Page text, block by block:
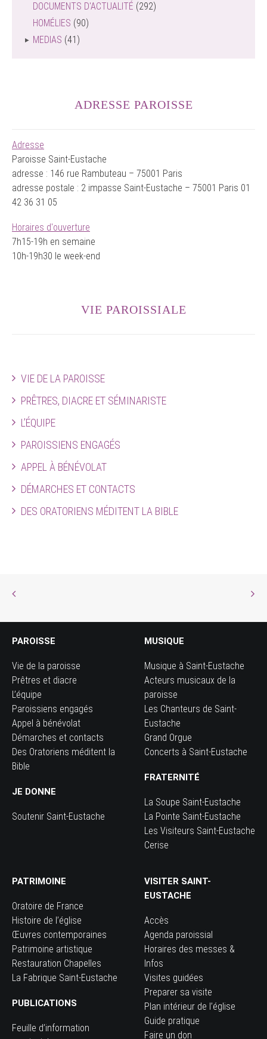
DOCUMENTS D'ACTUALITÉ (292)
HOMÉLIES (90)
MEDIAS (41)
ADRESSE PAROISSE
Adresse
Paroisse Saint-Eustache
adresse : 146 rue Rambuteau – 75001 Paris
adresse postale : 2 impasse Saint-Eustache – 75001 Paris 01
42 36 31 05
Horaires d'ouverture
7h15-19h en semaine
10h-19h30 le week-end
VIE PAROISSIALE
VIE DE LA PAROISSE
PRÊTRES, DIACRE ET SÉMINARISTE
L’ÉQUIPE
PAROISSIENS ENGAGÉS
APPEL À BÉNÉVOLAT
DÉMARCHES ET CONTACTS
DES ORATORIENS MÉDITENT LA BIBLE
PAROISSE
Vie de la paroisse
Prêtres et diacre
L’équipe
Paroissiens engagés
Appel à bénévolat
Démarches et contacts
Des Oratoriens méditent la
Bible
JE DONNE
Soutenir Saint-Eustache
MUSIQUE
Musique à Saint-Eustache
Acteurs musicaux de la
paroisse
Les Chanteurs de Saint-
Eustache
Grand Orgue
Concerts à Saint-Eustache
FRATERNITÉ
La Soupe Saint-Eustache
La Pointe Saint-Eustache
Les Visiteurs Saint-Eustache
Cerise
PATRIMOINE
Oratoire de France
Histoire de l’église
Œuvres contemporaines
Patrimoine artistique
Restauration Chapelles
La Fabrique Saint-Eustache
PUBLICATIONS
Feuille d’information
VISITER SAINT-
EUSTACHE
Accès
Agenda paroissial
Horaires des messes &
Infos
Visites guidées
Preparer sa visite
Plan intérieur de l’église
Guide pratique
Faire un don